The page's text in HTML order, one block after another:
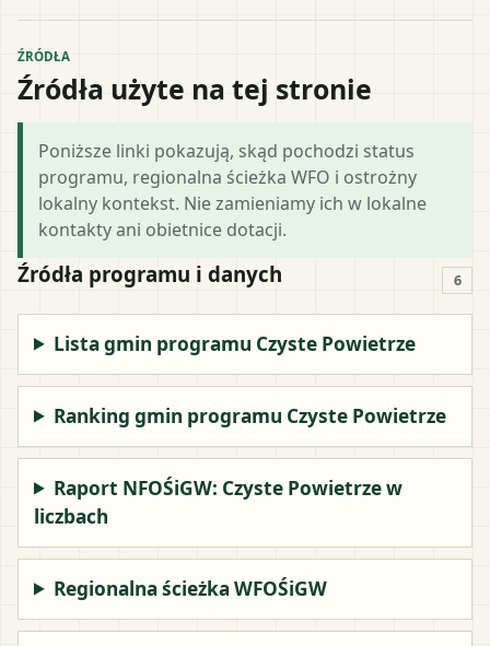
ŹRÓDŁA
Źródła użyte na tej stronie
Poniższe linki pokazują, skąd pochodzi status
programu, regionalna ścieżka WFO i ostrożny
lokalny kontekst. Nie zamieniamy ich w lokalne
kontakty ani obietnice dotacji.
Źródła programu i danych 6
Lista gmin programu Czyste Powietrze
Ranking gmin programu Czyste Powietrze
Raport NFOŚiGW: Czyste Powietrze w
liczbach
Regionalna ścieżka WFOŚiGW